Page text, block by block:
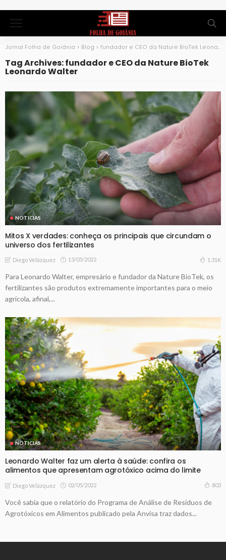
Jornal Folha de Goiânia > Blog > fundador e CEO da Nature BioTek Leonardo Walter
Tag Archives: fundador e CEO da Nature BioTek
Leonardo Walter
NOTICIAS
Mitos X verdades: conheça os principais que circundam o
universo dos fertilizantes
Diego Velázquez 13/05/2022 1.31K
Para Leonardo Walter, empresário e fundador da Nature BioTek, os
fertilizantes são produtos extremamente importantes para o meio
agrícola, afinal,...
NOTICIAS
Leonardo Walter faz um alerta à saúde: confira os
alimentos que apresentam agrotóxico acima do limite
Diego Velázquez 02/05/2022 803
Você sabia que o relatório do Programa de Análise de Resíduos de
Agrotóxicos em Alimentos publicado pela Anvisa traz dados...